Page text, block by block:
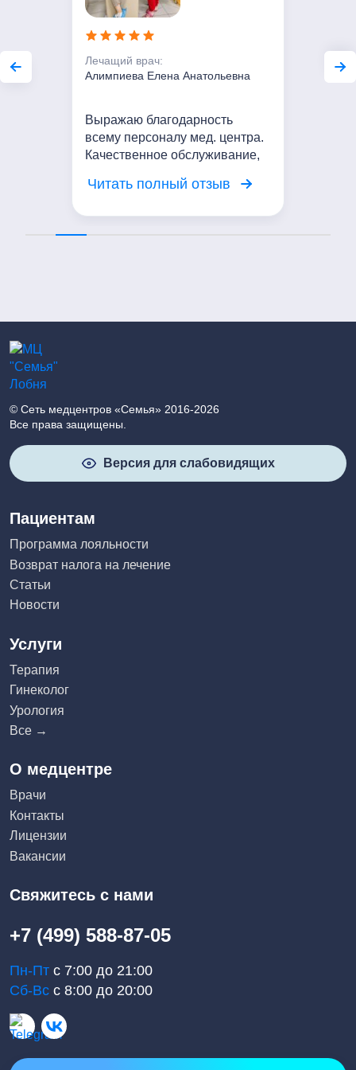
Лечащий врач:
Алимпиева Елена Анатольевна
Выражаю благодарность
всему персоналу мед. центра.
Качественное обслуживание,
довольна посещением центра!
Читать полный отзыв
© Сеть медцентров «Семья» 2016-2026
Все права защищены.
Версия для слабовидящих
Пациентам
Программа лояльности
Возврат налога на лечение
Статьи
Новости
Услуги
Терапия
Гинеколог
Урология
Все →
О медцентре
Врачи
Контакты
Лицензии
Вакансии
Свяжитесь с нами
+7 (499) 588-87-05
Пн-Пт с 7:00 до 21:00
Сб-Вс с 8:00 до 20:00